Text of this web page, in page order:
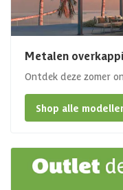
Metalen
Ontdek deze zomer
Shop alle